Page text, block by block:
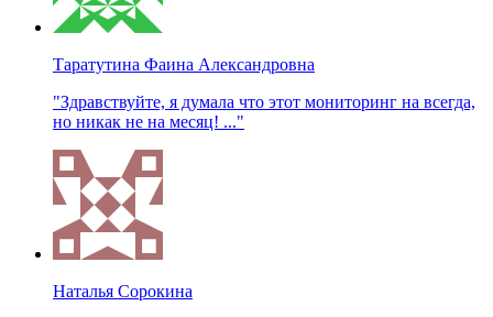
Таратутина Фаина Александровна
"Здравствуйте, я думала что этот мониторинг на всегда,
но никак не на месяц! ..."
Наталья Сорокина